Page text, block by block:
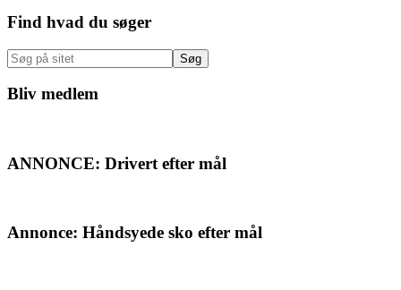
Primær
Sidebar
Find hvad du søger
Søg
på
sitet
Bliv medlem
ANNONCE: Drivert efter mål
Annonce: Håndsyede sko efter mål